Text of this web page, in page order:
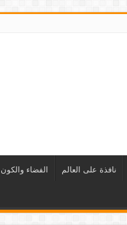
نافذة على العالم الفضاء والكون